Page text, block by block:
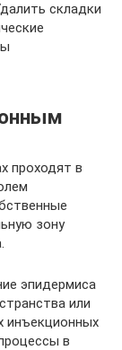
складки
проходят в
зону
эпидермиса
или
инъекционных
в